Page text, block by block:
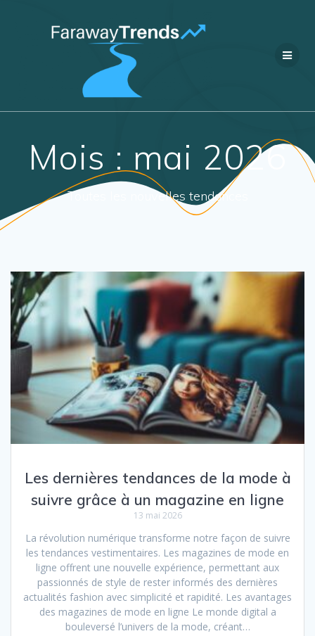
au
contenu
Mois : mai 2026
Toutes les nouvelles tendances
Les dernières tendances de la mode à
suivre grâce à un magazine en ligne
13 mai 2026
La révolution numérique transforme notre façon de suivre
les tendances vestimentaires. Les magazines de mode en
ligne offrent une nouvelle expérience, permettant aux
passionnés de style de rester informés des dernières
actualités fashion avec simplicité et rapidité. Les avantages
des magazines de mode en ligne Le monde digital a
bouleversé l’univers de la mode, créant…